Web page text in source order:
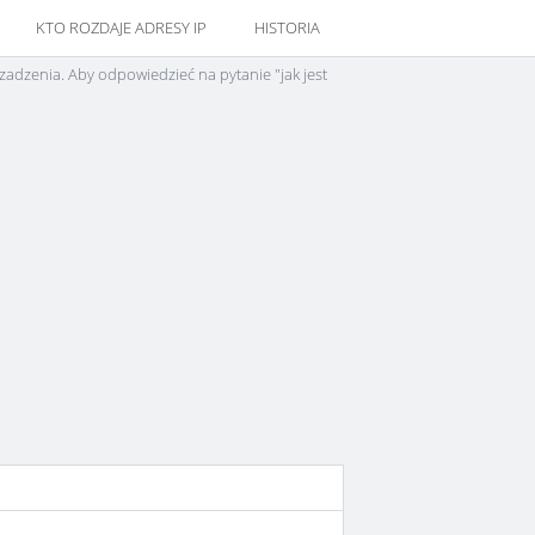
KTO ROZDAJE ADRESY IP HISTORIA
Aby odpowiedzieć na pytanie "jak jest